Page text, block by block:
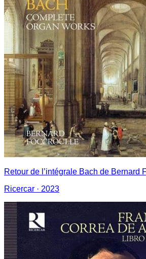
Retour de l’intégrale Bach de Bernard
Ricercar · 2023